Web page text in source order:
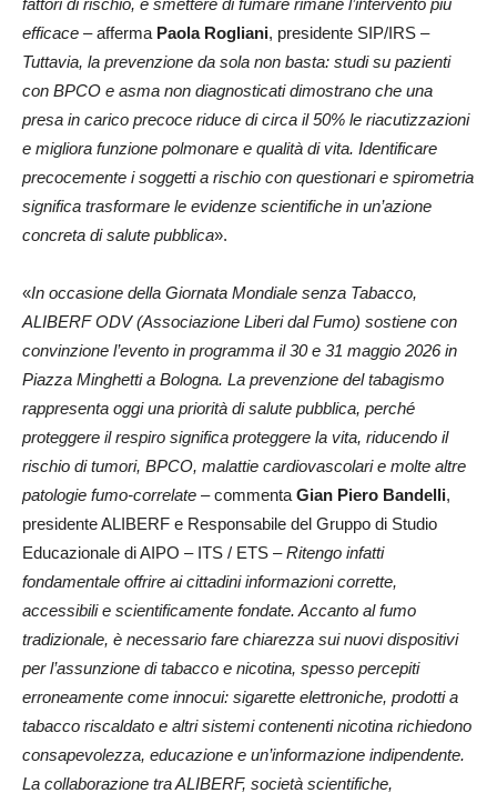
fattori di rischio, e smettere di fumare rimane l’intervento più
efficace – afferma Paola Rogliani, presidente SIP/IRS –
Tuttavia, la prevenzione da sola non basta: studi su pazienti
con BPCO e asma non diagnosticati dimostrano che una
presa in carico precoce riduce di circa il 50% le riacutizzazioni
e migliora funzione polmonare e qualità di vita. Identificare
precocemente i soggetti a rischio con questionari e spirometria
significa trasformare le evidenze scientifiche in un’azione
concreta di salute pubblica».
«In occasione della Giornata Mondiale senza Tabacco,
ALIBERF ODV (Associazione Liberi dal Fumo) sostiene con
convinzione l’evento in programma il 30 e 31 maggio 2026 in
Piazza Minghetti a Bologna. La prevenzione del tabagismo
rappresenta oggi una priorità di salute pubblica, perché
proteggere il respiro significa proteggere la vita, riducendo il
rischio di tumori, BPCO, malattie cardiovascolari e molte altre
patologie fumo-correlate – commenta Gian Piero Bandelli,
presidente ALIBERF e Responsabile del Gruppo di Studio
Educazionale di AIPO – ITS / ETS –Ritengo infatti
fondamentale offrire ai cittadini informazioni corrette,
accessibili e scientificamente fondate. Accanto al fumo
tradizionale, è necessario fare chiarezza sui nuovi dispositivi
per l’assunzione di tabacco e nicotina, spesso percepiti
erroneamente come innocui: sigarette elettroniche, prodotti a
tabacco riscaldato e altri sistemi contenenti nicotina richiedono
consapevolezza, educazione e un’informazione indipendente.
La collaborazione tra ALIBERF, società scientifiche,